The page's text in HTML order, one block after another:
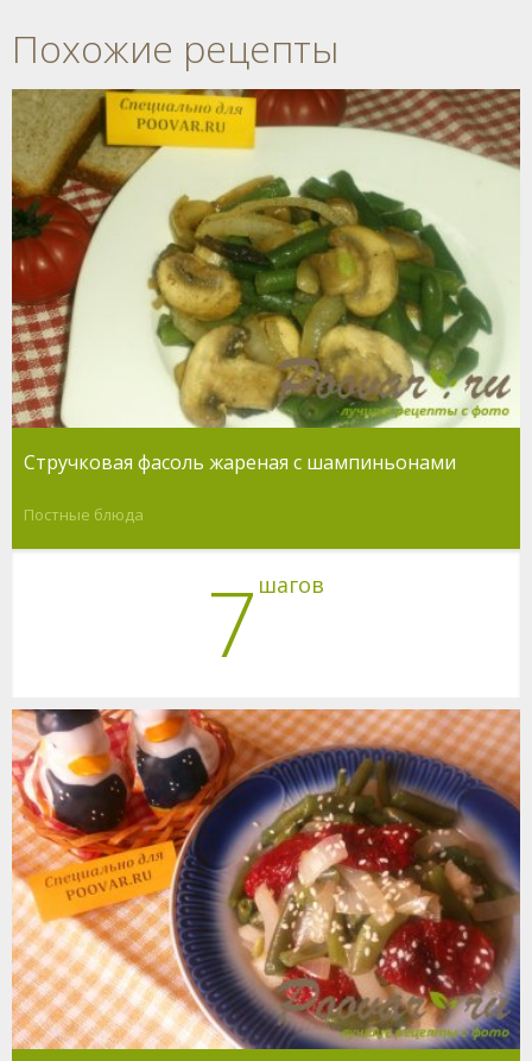
Похожие рецепты
Стручковая фасоль жареная с шампиньонами
Постные блюда
7 шагов